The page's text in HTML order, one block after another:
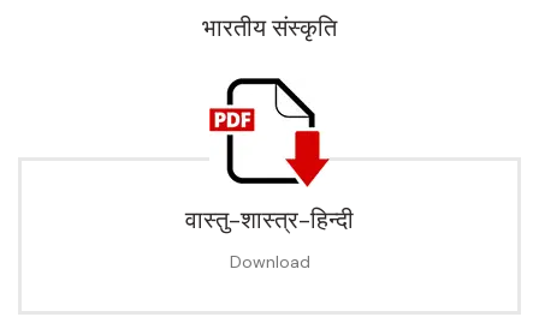
भारतीय संस्कृति
वास्तु-शास्त्र-हिन्दी
Download